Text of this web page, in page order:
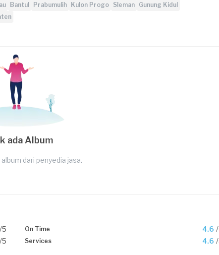
Bantul Prabumulih Kulon Progo Sleman Gunung Kidul
ada Album
dari penyedia jasa.
/5 On Time 4.6
/5 Services 4.6